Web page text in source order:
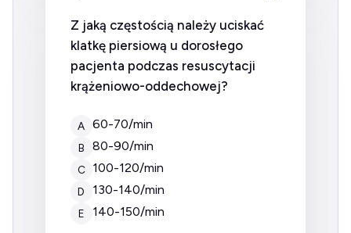
Z jaką częstością należy uciskać
klatkę piersiową u dorosłego
pacjenta podczas resuscytacji
krążeniowo-oddechowej?
A 60-70/min
B 80-90/min
C 100-120/min
D 130-140/min
E 140-150/min